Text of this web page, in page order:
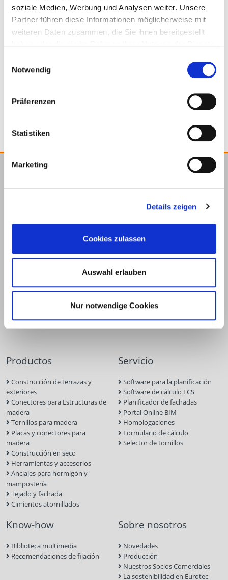
soziale Medien, Werbung und Analysen weiter. Unsere
Partner führen diese Informationen möglicherweise mit
weiteren Daten zusammen, die Sie ihnen bereitgestellt
Notwendig
Präferenzen
Statistiken
Marketing
Details zeigen
Cookies zulassen
Auswahl erlauben
Nur notwendige Cookies
Punta larga 50X Screw Stop
Productos
Construcción de terrazas y
exteriores
Conectores para Estructuras de
madera
Tornillos para madera
Placas y conectores para
madera
Construcción en seco
Herramientas y accesorios
Anclajes para hormigón y
mampostería
Tejado y fachada
Cimientos atornillados
Servicio
Software para la planificación
Software de cálculo ECS
Planificador de fachadas
Portal Online BIM
Homologaciones
Formulario de cálculo
Selector de tornillos
Know-how
Biblioteca multimedia
Recomendaciones de fijación
Sobre nosotros
Novedades
Producción
Nuestros Socios Comerciales
La sostenibilidad en Eurotec